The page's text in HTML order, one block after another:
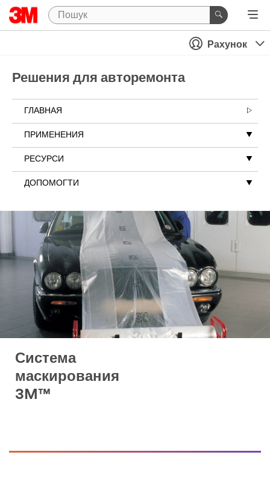
Рахунок
Решения для авторемонта
ГЛАВНАЯ
ПРИМЕНЕНИЯ
РЕСУРСИ
ДОПОМОГТИ
Система
маскирования
3M™